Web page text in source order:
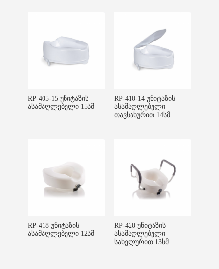
RP-405-15 უნიტაზის
ასამაღლებელი 15სმ
RP-410-14 უნიტაზის
ასამაღლებელი
თავსახურით 14სმ
RP-418 უნიტაზის
ასამაღლებელი 12სმ
RP-420 უნიტაზის
ასამაღლებელი
სახელურით 13სმ